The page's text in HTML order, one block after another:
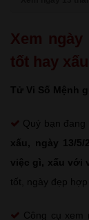
Xem ngày
tốt hay
Tử Vi Số Mệnh
Quý bạn đang
xấu, ngày 13/
việc gì, xấu với
tốt, ngày đẹp hợp
Công cụ xem